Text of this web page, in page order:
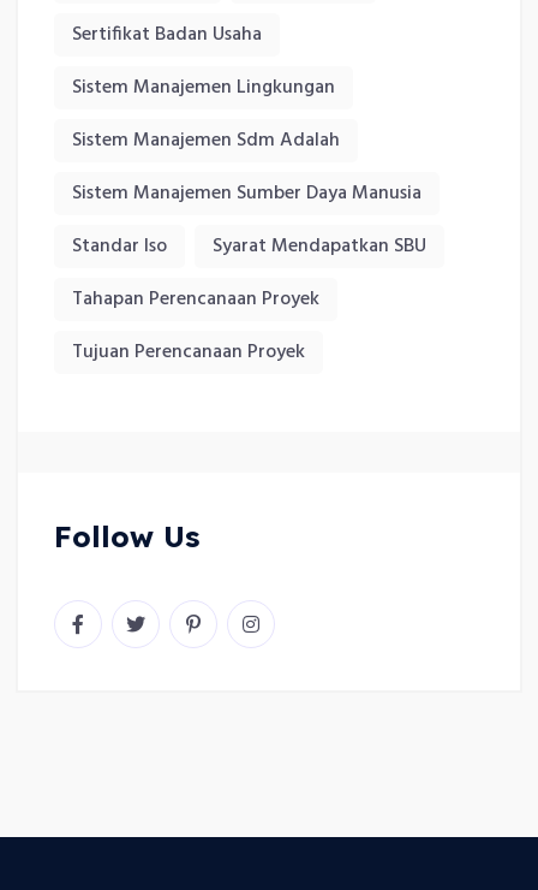
Sertifikat Badan Usaha
Sistem Manajemen Lingkungan
Sistem Manajemen Sdm Adalah
Sistem Manajemen Sumber Daya Manusia
Standar Iso
Syarat Mendapatkan SBU
Tahapan Perencanaan Proyek
Tujuan Perencanaan Proyek
Follow Us